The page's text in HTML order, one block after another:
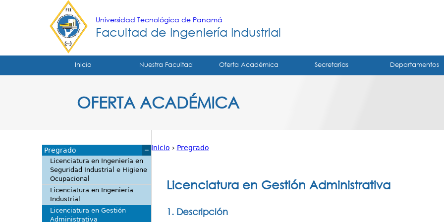
Universidad Tecnológica de Panamá
Facultad de Ingeniería Industrial
Tropical
Principal
Inicio Nuestra Facultad Oferta Académica Secretarías Departamentos
OFERTA ACADÉMICA
está
Inicio › Pregrado
Licenciatura en Gestión Administrativa
1. Descripción
Pregrado
Licenciatura en Ingeniería en
Seguridad Industrial e Higiene
Ocupacional
Licenciatura en Ingeniería
Industrial
Licenciatura en Gestión
Administrativa